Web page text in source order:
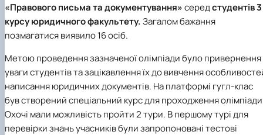
«Правового письма та документування»середстудентів 3
курсу юридичного факультету.Загалом бажання
позмагатися виявило 16 осіб.
Метою проведення зазначеної олімпіади було привернення
уваги студентів та зацікавлення їх до вивчення
написання юридичних документів. На платформі гугл-клас
був створений спеціальний курс для проходження
Охочі мали можливість пройти 2 тури. В першому турі для
перевірки знань учасників були запропоновані тестові